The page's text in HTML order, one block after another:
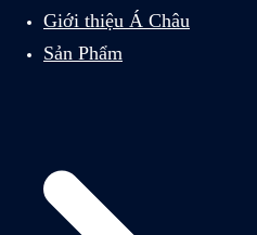
Giới thiệu Á Châu
Sản Phẩm